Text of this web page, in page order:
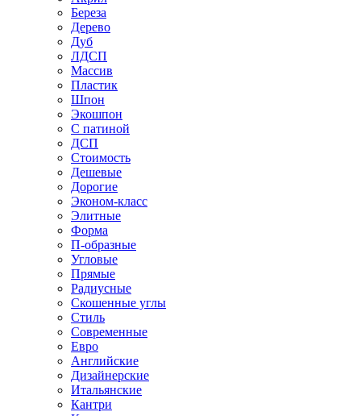
Береза
Дерево
Дуб
ЛДСП
Массив
Пластик
Шпон
Экошпон
С патиной
ДСП
Стоимость
Дешевые
Дорогие
Эконом-класс
Элитные
Форма
П-образные
Угловые
Прямые
Радиусные
Скошенные углы
Стиль
Современные
Евро
Английские
Дизайнерские
Итальянские
Кантри